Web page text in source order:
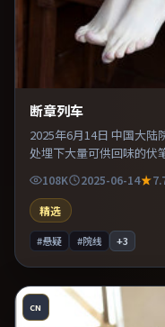
断章列车
2025年6月14日 中国大陆
处埋下大量可供回味的伏
108K 2025-06-14
精选
#悬疑 #院线 +3
CN